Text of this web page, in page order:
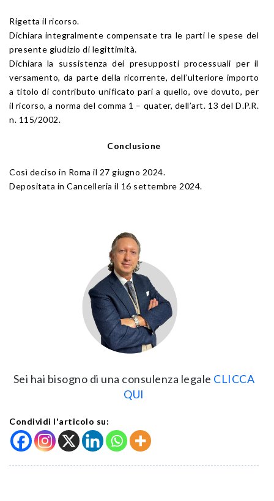
Rigetta il ricorso.
Dichiara integralmente compensate tra le parti le spese del
presente giudizio di legittimità.
Dichiara la sussistenza dei presupposti processuali per il
versamento, da parte della ricorrente, dell’ulteriore importo
a titolo di contributo unificato pari a quello, ove dovuto, per
il ricorso, a norma del comma 1 – quater, dell’art. 13 del D.P.R.
n. 115/2002.
Conclusione
Così deciso in Roma il 27 giugno 2024.
Depositata in Cancelleria il 16 settembre 2024.
Sei hai bisogno di una consulenza legale CLICCA
QUI
Condividi l'articolo su: